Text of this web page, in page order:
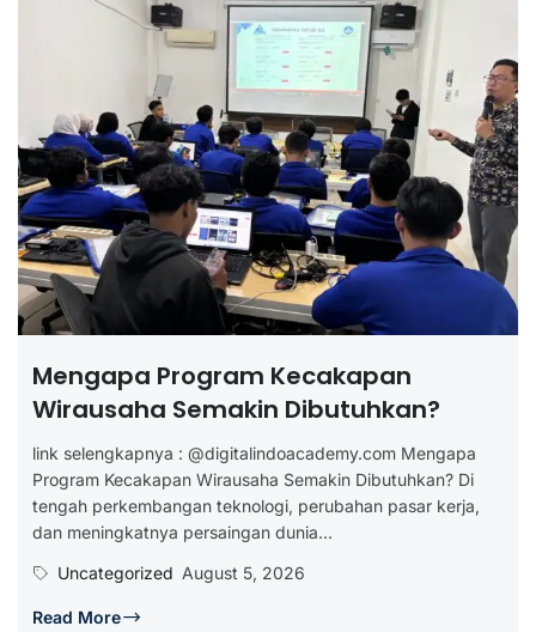
Mengapa Program Kecakapan
Wirausaha Semakin Dibutuhkan?
link selengkapnya : @digitalindoacademy.com Mengapa
Program Kecakapan Wirausaha Semakin Dibutuhkan? Di
tengah perkembangan teknologi, perubahan pasar kerja,
dan meningkatnya persaingan dunia...
Uncategorized August 5, 2026
Read More